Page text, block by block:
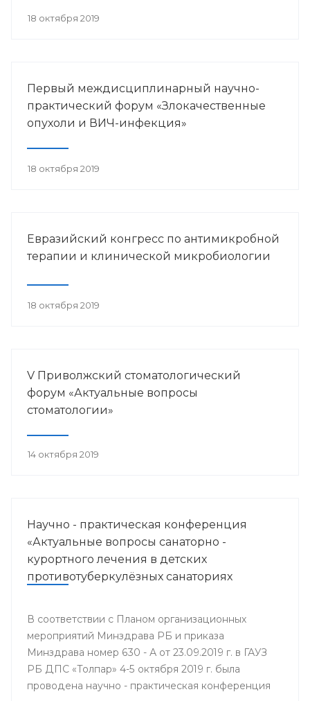
18 октября 2019
Первый междисциплинарный научно-
практический форум «Злокачественные
опухоли и ВИЧ-инфекция»
18 октября 2019
Евразийский конгресс по антимикробной
терапии и клинической микробиологии
18 октября 2019
V Приволжский стоматологический
форум «Актуальные вопросы
стоматологии»
14 октября 2019
Научно - практическая конференция
«Актуальные вопросы санаторно -
курортного лечения в детских
противотуберкулёзных санаториях
В соответствии с Планом организационных
мероприятий Минздрава РБ и приказа
Минздрава номер 630 - А от 23.09.2019 г. в ГАУЗ
РБ ДПС «Толпар» 4-5 октября 2019 г. была
проводена научно - практическая конференция